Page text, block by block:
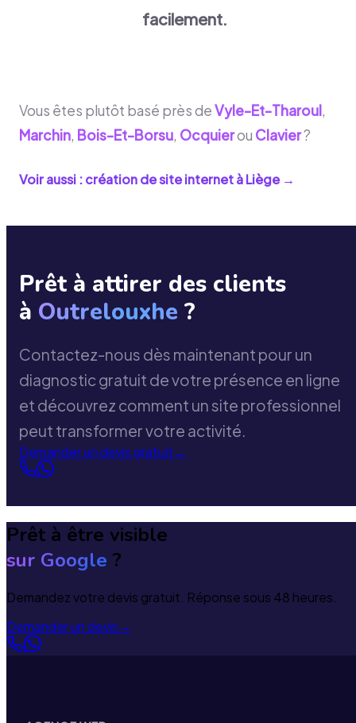
facilement.
Vous êtes plutôt basé près deVyle-Et-Tharoul,
Marchin, Bois-Et-Borsu, Ocquierou Clavier?
Voir aussi : création de site internet àLiège→
Prêt à attirer des clients
à Outrelouxhe ?
Contactez-nous dès maintenant pour un
diagnostic gratuit de votre présence en ligne
et découvrez comment un site professionnel
peut transformer votre activité.
Demander un devis gratuit→
Prêt à être visible
sur Google ?
Demandez votre devis gratuit. Réponse sous 48 heures.
Demander un devis→